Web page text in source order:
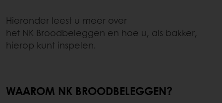
Hieronder leest u meer over
het NK Broodbeleggen en hoe u, als bakker,
hierop kunt inspelen.
WAAROM NK BROODBELEGGEN?